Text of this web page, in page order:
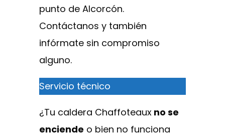
punto de Alcorcón.
Contáctanos y también
infórmate sin compromiso
alguno.
Servicio técnico
¿Tu caldera Chaffoteaux no se
enciende o bien no funciona